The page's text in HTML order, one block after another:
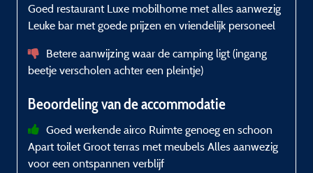
Goed restaurant Luxe mobilhome met alles aanwezig
Leuke bar met goede prijzen en vriendelijk personeel
Betere aanwijzing waar de camping ligt (ingang
beetje verscholen achter een pleintje)
Beoordeling van de accommodatie
Goed werkende airco Ruimte genoeg en schoon
Apart toilet Groot terras met meubels Alles aanwezig
voor een ontspannen verblijf